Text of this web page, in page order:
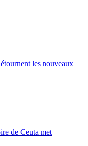
les nouveaux
de Ceuta met